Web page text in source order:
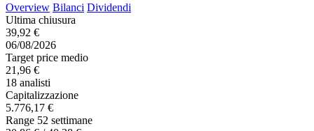
Overview Bilanci Dividendi
Ultima chiusura
39,92 €
06/08/2026
Target price medio
21,96 €
18 analisti
Capitalizzazione
5.776,17 €
Range 52 settimane